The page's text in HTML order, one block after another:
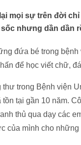
mọi sự trên đời
nhưng dần dần
đứa bé trong
để học viết chữ,
thư trong Bệnh viện
tại gần 10 năm.
thủ qua dạy các
của mình cho những